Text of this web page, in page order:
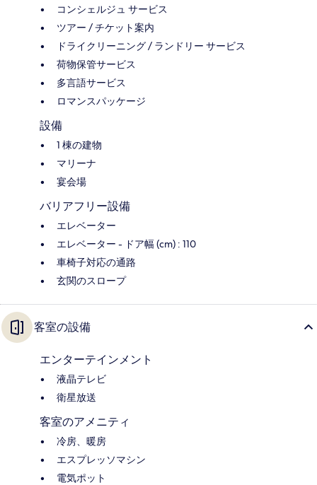
コンシェルジュ サービス
ツアー / チケット案内
ドライクリーニング / ランドリー サービス
荷物保管サービス
多言語サービス
ロマンスパッケージ
設備
1 棟の建物
マリーナ
宴会場
バリアフリー設備
エレベーター
エレベーター - ドア幅 (cm) : 110
車椅子対応の通路
玄関のスロープ
客室の設備
エンターテインメント
液晶テレビ
衛星放送
客室のアメニティ
冷房、暖房
エスプレッソマシン
電気ポット